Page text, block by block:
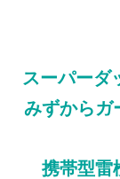
スーパーダ
みずからガ
携帯型雷